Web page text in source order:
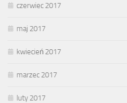
czerwiec 2017
maj 2017
kwiecień 2017
marzec 2017
luty 2017